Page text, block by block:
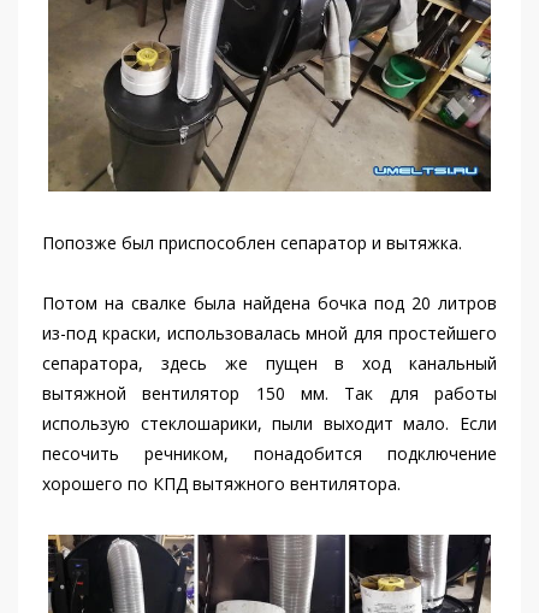
Попозже был приспособлен сепаратор и вытяжка.
Потом на свалке была найдена бочка под 20 литров
из-под краски, использовалась мной для простейшего
сепаратора, здесь же пущен в ход канальный
вытяжной вентилятор 150 мм. Так для работы
использую стеклошарики, пыли выходит мало. Если
песочить речником, понадобится подключение
хорошего по КПД вытяжного вентилятора.